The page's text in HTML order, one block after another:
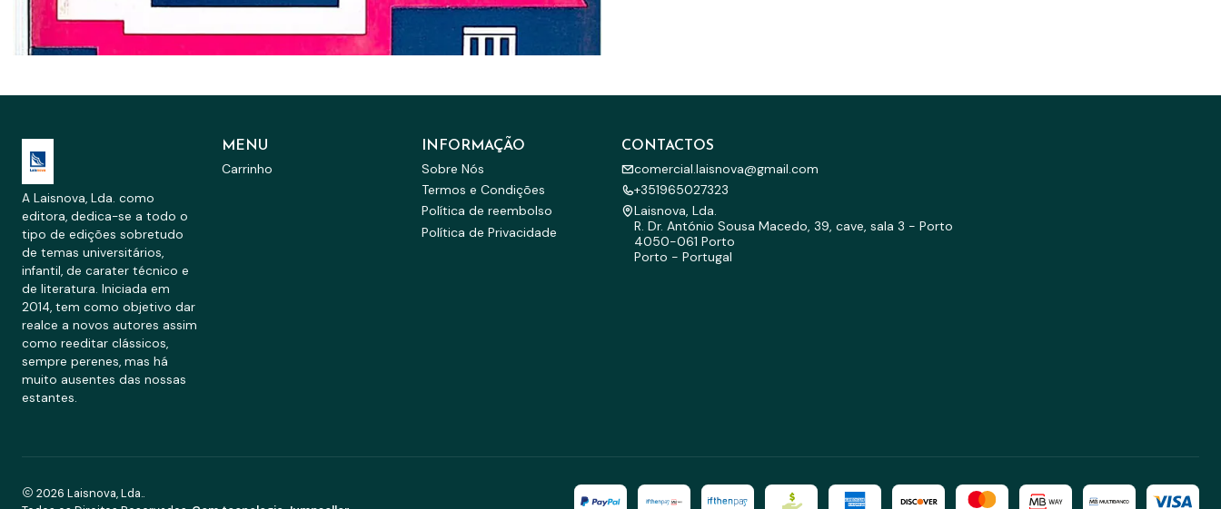
A Laisnova, Lda. como
editora, dedica-se a todo o
tipo de edições sobretudo
de temas universitários,
infantil, de carater técnico e
de literatura. Iniciada em
2014, tem como objetivo dar
realce a novos autores assim
como reeditar clássicos,
sempre perenes, mas há
muito ausentes das nossas
estantes.
MENU
Carrinho
INFORMAÇÃO
Sobre Nós
Termos e Condições
Política de reembolso
Política de Privacidade
CONTACTOS
comercial.laisnova@gmail.com
+351965027323
Laisnova, Lda.
R. Dr. António Sousa Macedo, 39, cave, sala 3 - Porto
4050-061 Porto
Porto - Portugal
2026 Laisnova, Lda..